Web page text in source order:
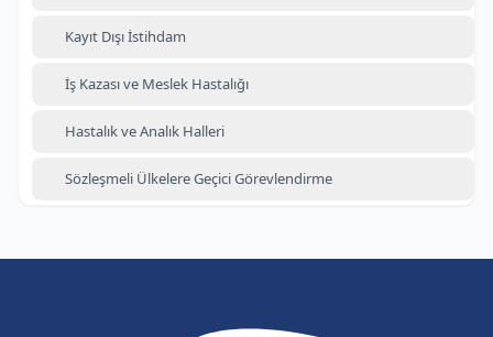
Kayıt Dışı İstihdam
İş Kazası ve Meslek Hastalığı
Hastalık ve Analık Halleri
Sözleşmeli Ülkelere Geçici Görevlendirme